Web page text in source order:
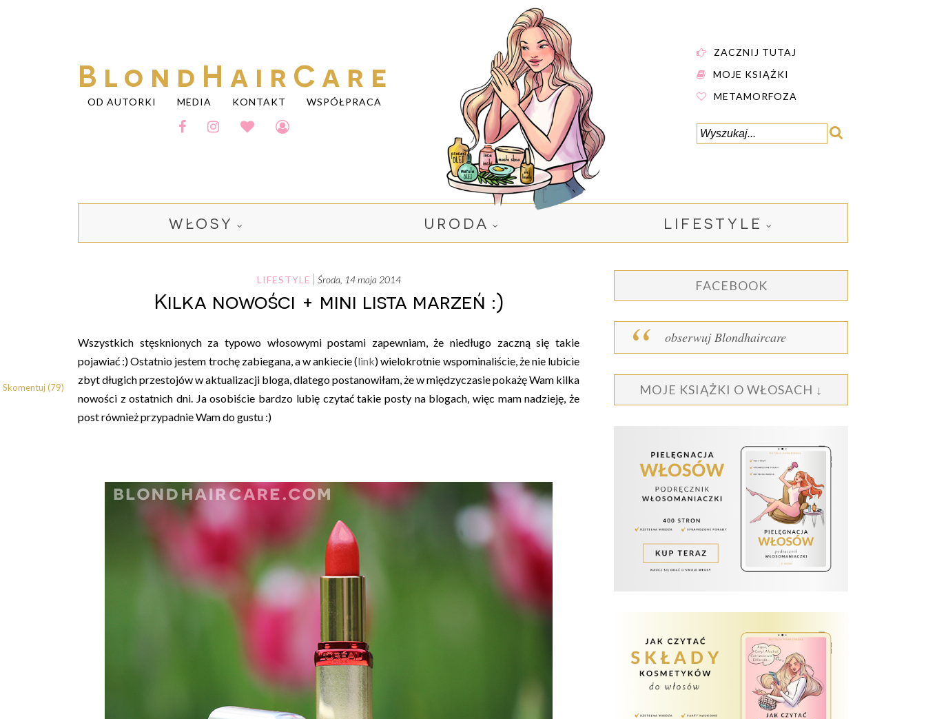
BlondHairCare
OD AUTORKI MEDIA KONTAKT WSPÓŁPRACA
ZACZNIJ TUTAJ
MOJE KSIĄŻKI
METAMORFOZA
WŁOSY URODA LIFESTYLE
LIFESTYLE środa, 14 maja 2014
Kilka nowości + mini lista marzeń :)
Wszystkich stęsknionych za typowo włosowymi postami zapewniam, że niedługo zaczną się takie
pojawiać :) Ostatnio jestem trochę zabiegana, a w ankiecie (link) wielokrotnie wspominaliście, że nie lubicie
zbyt długich przestojów w aktualizacji bloga, dlatego postanowiłam, że w międzyczasie pokażę Wam kilka
nowości z ostatnich dni. Ja osobiście bardzo lubię czytać takie posty na blogach, więc mam nadzieję, że
post również przypadnie Wam do gustu :)
Skomentuj (79)
FACEBOOK
obserwuj Blondhaircare
MOJE KSIĄŻKI O WŁOSACH ↓